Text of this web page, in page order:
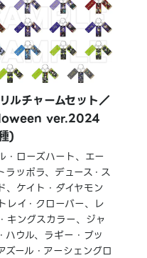
ルチャームセット／
ver.2024
)
・ローズハート、エー
ラッポラ、デュース・ス
、ケイト・ダイヤモン
レイ・クローバー、レ
キングスカラー、ジャ
ハウル、ラギー・ブッ
ズール・アーシェングロ